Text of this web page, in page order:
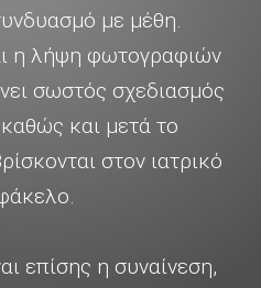
με μέθη.
η λήψη φωτογραφιών
σωστός σχεδιασμός
και μετά το
στον ιατρικό
επίσης η συναίνεση,